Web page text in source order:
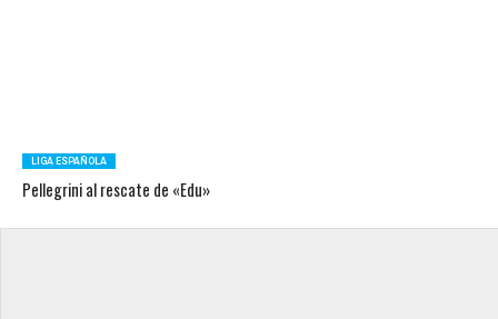
LIGA ESPAÑOLA
Pellegrini al rescate de «Edu»